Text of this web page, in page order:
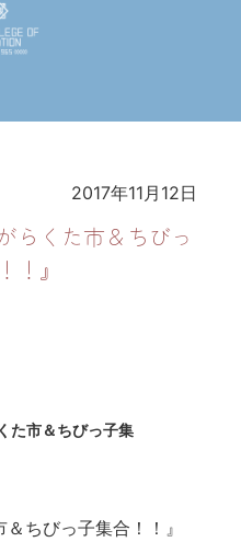
2017年11月12日
くた市＆ちびっ
！』
市＆ちびっ子集
ちびっ子集合！！』